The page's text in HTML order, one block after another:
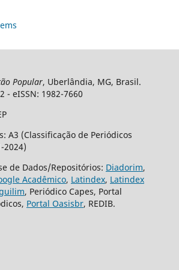
Popular, Uberlândia, MG, Brasil.
- eISSN: 1982-7660
A3 (Classificação de Periódicos
2024)
de Dados/Repositórios: Diadorim,
Acadêmico, Latindex, Latindex
, Periódico Capes, Portal
Portal Oasisbr, REDIB.